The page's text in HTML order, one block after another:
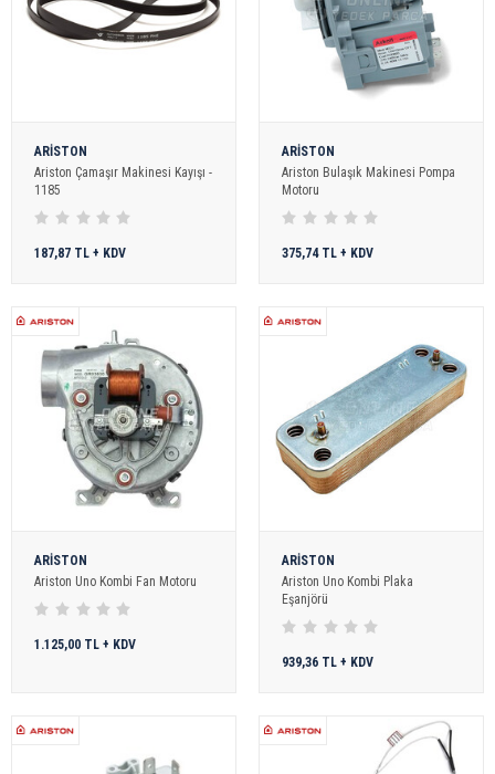
ARİSTON
Ariston Çamaşır Makinesi Kayışı -
1185
187,87 TL + KDV
ARİSTON
Ariston Bulaşık Makinesi Pompa
Motoru
375,74 TL + KDV
ARİSTON
Ariston Uno Kombi Fan Motoru
1.125,00 TL + KDV
ARİSTON
Ariston Uno Kombi Plaka
Eşanjörü
939,36 TL + KDV